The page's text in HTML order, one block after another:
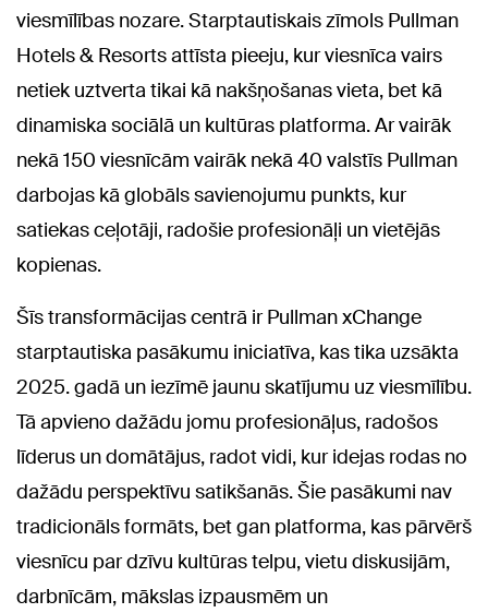
viesmīlības nozare. Starptautiskais zīmols Pullman
Hotels & Resorts attīsta pieeju, kur viesnīca vairs
netiek uztverta tikai kā nakšņošanas vieta, bet kā
dinamiska sociālā un kultūras platforma. Ar vairāk
nekā 150 viesnīcām vairāk nekā 40 valstīs Pullman
darbojas kā globāls savienojumu punkts, kur
satiekas ceļotāji, radošie profesionāļi un vietējās
kopienas.
Šīs transformācijas centrā ir Pullman xChange
starptautiska pasākumu iniciatīva, kas tika uzsākta
2025. gadā un iezīmē jaunu skatījumu uz viesmīlību.
Tā apvieno dažādu jomu profesionāļus, radošos
līderus un domātājus, radot vidi, kur idejas rodas no
dažādu perspektīvu satikšanās. Šie pasākumi nav
tradicionāls formāts, bet gan platforma, kas pārvērš
viesnīcu par dzīvu kultūras telpu, vietu diskusijām,
darbnīcām, mākslas izpausmēm un